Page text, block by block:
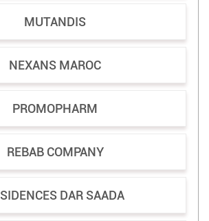
MUTANDIS
NEXANS MAROC
PROMOPHARM
REBAB COMPANY
DAR SAADA